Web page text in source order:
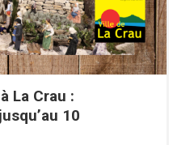
La Crau :
10